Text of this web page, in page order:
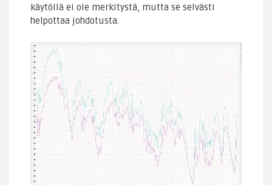
käytöllä ei ole merkitystä, mutta se selvästi
helpottaa johdotusta.